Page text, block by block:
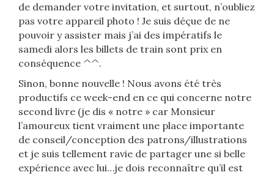
de demander votre invitation, et surtout, n’oubliez
pas votre appareil photo ! Je suis déçue de ne
pouvoir y assister mais j’ai des impératifs le
samedi alors les billets de train sont prix en
conséquence ^^.
Sinon, bonne nouvelle ! Nous avons été très
productifs ce week-end en ce qui concerne notre
second livre (je dis « notre » car Monsieur
l’amoureux tient vraiment une place importante
de conseil/conception des patrons/illustrations
et je suis tellement ravie de partager une si belle
expérience avec lui…je dois reconnaître qu’il est